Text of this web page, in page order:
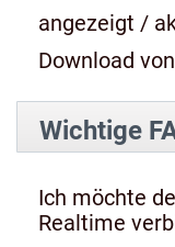
angezeigt /
Download
Wichtige
Ich möchte
Realtime